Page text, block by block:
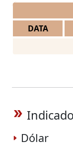
DATA
double_arrow
Dólar